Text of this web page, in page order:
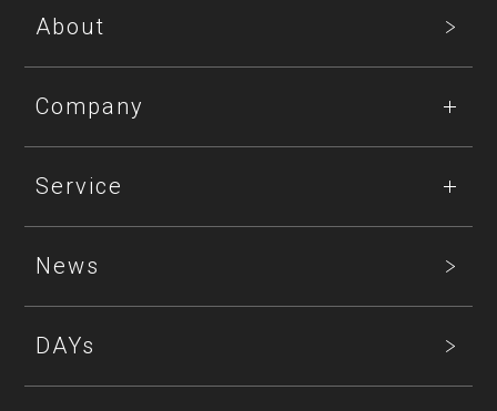
About
Company
Service
News
DAYs